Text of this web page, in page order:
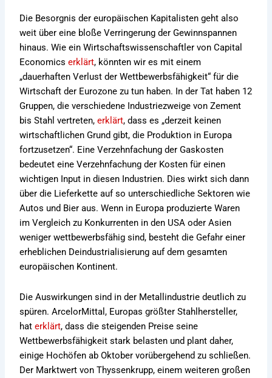
Die Besorgnis der europäischen Kapitalisten geht also
weit über eine bloße Verringerung der Gewinnspannen
hinaus. Wie ein Wirtschaftswissenschaftler von Capital
Economicserklärt, könnten wir es mit einem
„dauerhaften Verlust der Wettbewerbsfähigkeit“ für die
Wirtschaft der Eurozone zu tun haben. In der Tat haben 12
Gruppen, die verschiedene Industriezweige von Zement
bis Stahl vertreten,erklärt, dass es „derzeit keinen
wirtschaftlichen Grund gibt, die Produktion in Europa
fortzusetzen“. Eine Verzehnfachung der Gaskosten
bedeutet eine Verzehnfachung der Kosten für einen
wichtigen Input in diesen Industrien. Dies wirkt sich dann
über die Lieferkette auf so unterschiedliche Sektoren wie
Autos und Bier aus. Wenn in Europa produzierte Waren
im Vergleich zu Konkurrenten in den USA oder Asien
weniger wettbewerbsfähig sind, besteht die Gefahr einer
erheblichen Deindustrialisierung auf dem gesamten
europäischen Kontinent.
Die Auswirkungen sind in der Metallindustrie deutlich zu
spüren. ArcelorMittal, Europas größter Stahlhersteller,
haterklärt, dass die steigenden Preise seine
Wettbewerbsfähigkeit stark belasten und plant daher,
einige Hochöfen ab Oktober vorübergehend zu schließen.
Der Marktwert von Thyssenkrupp, einem weiteren großen